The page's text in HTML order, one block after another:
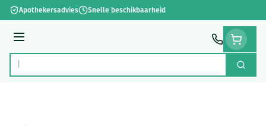
Ga naar de inhoud
Apothekersadvies Snelle beschikbaarheid
Menu
Product, merk, categorie... Zoek